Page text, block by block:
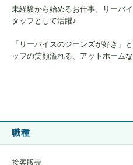
未経験から始めるお仕事。リーバ
タッフとして活躍♪
「リーバイスのジーンズが好き」
ッフの笑顔溢れる、アットホーム
職種
接客販売